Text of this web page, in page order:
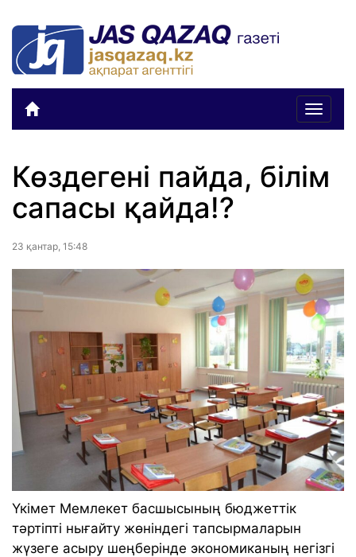
Toggle
Көздегені пайда, білім
сапасы қайда!?
23 қантар, 15:48
Үкімет Мемлекет басшысының бюджеттік
тәртіпті нығайту жөніндегі тапсырмаларын
жүзеге асыру шеңберінде экономиканың негізгі